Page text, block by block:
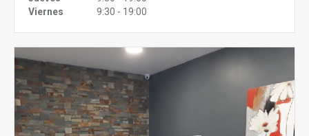
Viernes
9:30 - 19:00